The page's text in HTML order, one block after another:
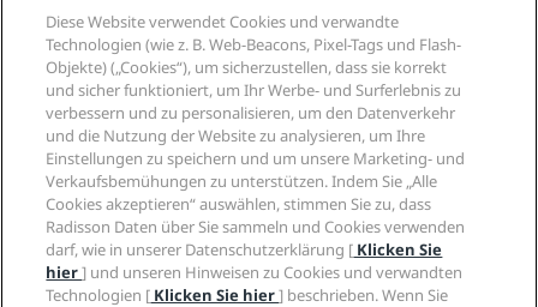
Neue und aufstrebende Hotels
Radisson Hotels APP
„Sports Approved“-Hotels
Familienfreundliche Hotels
Gesundheit & Sicherheit
Reisebüros
Radisson Hotel Group
Medien
Karriere RHG
Karriere PPHE
Karrieren EHL
The Club by RHG
Entwicklungsmöglichkeiten
Responsible Business – Unser Engagement
Einkauf
Rechtliches
Privacy Centre
Rechtliche Hinweise
Radisson Rewards Geschäftsbedingungen
Website-Nutzungsvereinbarung
Digitale Barrierefreiheit
Moderne Sklaverei – Erklärung
Hilfe
Verbrauchermeldungen
Kontakt
FAQ
Inhaltsübersicht
Soziale Medien
Marken von Radisson Hotels
Diese Website verwendet Cookies und verwandte
Technologien (wie z. B. Web-Beacons, Pixel-Tags und Flash-
Objekte) („Cookies“), um sicherzustellen, dass sie korrekt
und sicher funktioniert, um Ihr Werbe- und Surferlebnis zu
verbessern und zu personalisieren, um den Datenverkehr
und die Nutzung der Website zu analysieren, um Ihre
Einstellungen zu speichern und um unsere Marketing- und
Verkaufsbemühungen zu unterstützen. Indem Sie „Alle
Cookies akzeptieren“ auswählen, stimmen Sie zu, dass
Radisson Daten über Sie sammeln und Cookies verwenden
darf, wie in unserer Datenschutzerklärung [ Klicken Sie
hier] und unseren Hinweisen zu Cookies und verwandten
Technologien [ Klicken Sie hier] beschrieben. Wenn Sie